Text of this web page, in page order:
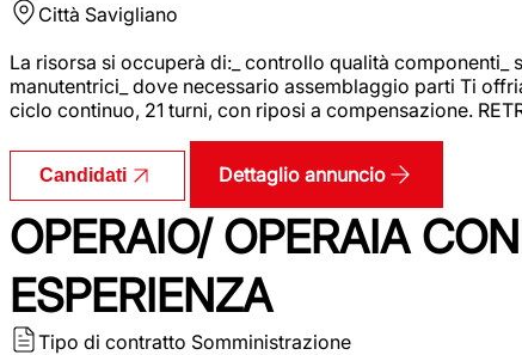
Città Savigliano
La risorsa si occuperà di:_ controllo qualità
manutentrici_ dove necessario assemblaggio parti Ti
ciclo continuo, 21 turni, con riposi a compensazione.
Candidati Dettaglio annuncio
OPERAIO/ OPERAIA
ESPERIENZA
Tipo di contratto Somministrazione